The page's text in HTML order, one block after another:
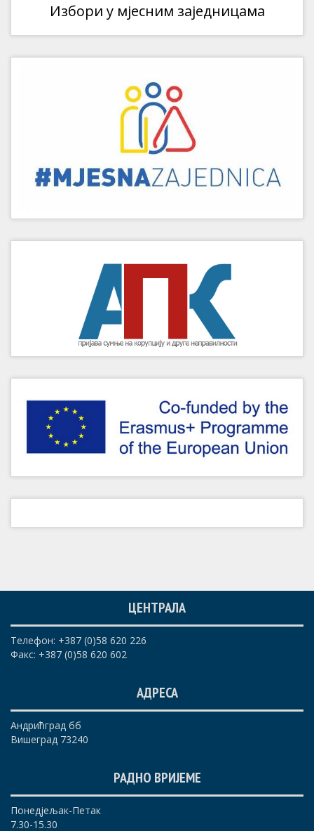
Избори у мјесним заједницама
ЦЕНТРАЛА
Телефон: +387 (0)58 620 226
Факс: +387 (0)58 620 602
АДРЕСА
Андрићград бб
Вишеград 73240
РАДНО ВРИЈЕМЕ
Понедјељак-Петак
7.30-15.30